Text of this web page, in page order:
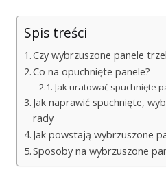
Spis treści
Czy wybrzuszone panele
Co na opuchnięte panele?
Jak uratować spuchnięte
Jak naprawić spuchnięte,
rady
Jak powstają wybrzuszone
Sposoby na wybrzuszone